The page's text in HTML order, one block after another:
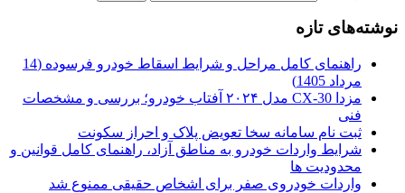
نوشته‌های تازه
راهنمای کامل مراحل و شرایط اسقاط خودرو فرسوده (14
مرداد 1405)
مزدا CX-30 مدل ۲۰۲۴ آفتاب خودرو؛ بررسی و مشخصات
فنی
ثبت نام سامانه سخا تعویض پلاک و احراز سکونت
شرایط واردات خودرو به مناطق آزاد، راهنمای کامل قوانین و
محدودیت ها
واردات خودروی صفر برای اشخاص حقیقی ممنوع شد